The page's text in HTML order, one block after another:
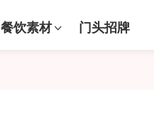
餐饮素材 门头招牌